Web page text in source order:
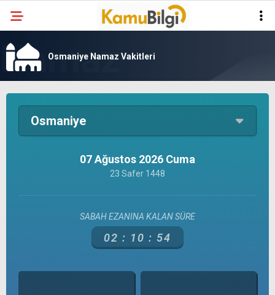
Osmaniye Namaz Vakitleri
Osmaniye
07 Ağustos 2026 Cuma
23 Safer 1448
SABAH EZANINA KALAN SÜRE
02 : 10 : 54